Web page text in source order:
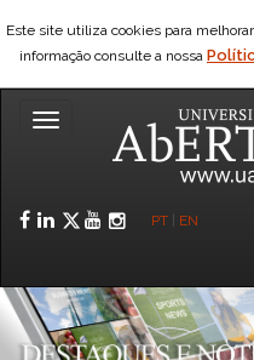
Este site utiliza cookies para
informação consulte a nossa
Toggle
Facebook
LinkedIn
Twitter
YouTube
PT EN